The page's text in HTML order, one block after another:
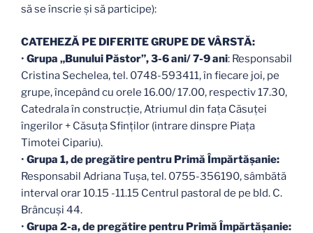
să se înscrie și să participe):
CATEHEZĂ PE DIFERITE GRUPE DE VÂRSTĂ:
• Grupa „Bunului Păstor”, 3-6 ani/ 7-9 ani: Responsabil
Cristina Sechelea, tel. 0748-593411, în fiecare joi, pe
grupe, începând cu orele 16.00/ 17.00, respectiv 17.30,
Catedrala în construcție, Atriumul din faţa Căsuţei
îngerilor + Căsuța Sfinților (intrare dinspre Piața
Timotei Cipariu).
• Grupa 1, de pregătire pentru Primă Împărtăşanie:
Responsabil Adriana Tușa, tel. 0755-356190, sâmbătă
interval orar 10.15 -11.15 Centrul pastoral de pe bld. C.
Brâncuși 44.
• Grupa 2-a, de pregătire pentru Primă Împărtăşanie: